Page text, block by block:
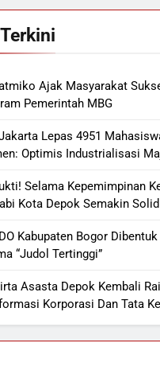
Ajak Masyarakat
Pemerintah MBG
Lepas 4951
Optimis Industrialisasi
Selama Kepemimpinan
Kota Depok Semakin Solid
Kabupaten Bogor Dibentuk
“Judol Tertinggi”
Asasta Depok Kembali
Korporasi Dan Tata